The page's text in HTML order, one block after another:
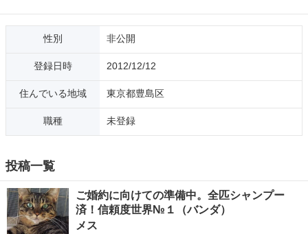
性別 非公開
登録日時 2012/12/12
住んでいる地域 東京都豊島区
職種 未登録
投稿一覧
ご婚約に向けての準備中。全匹シャンプー
済！信頼度世界№１（バンダ）
メス